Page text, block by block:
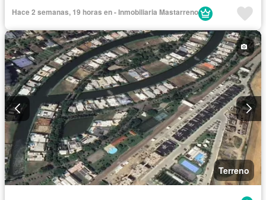
Hace 2 semanas, 19 horas en - Inmobiliaria Mastarreno
Terreno